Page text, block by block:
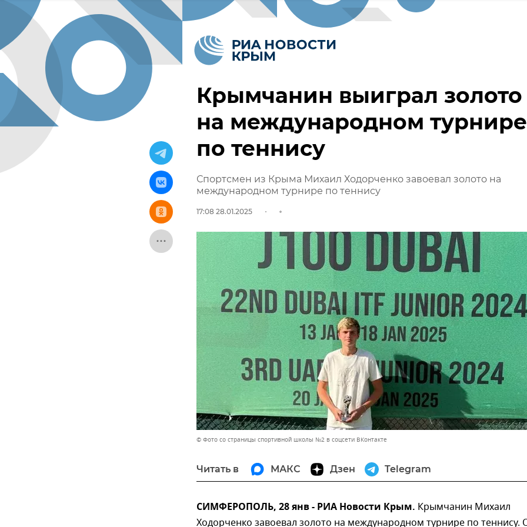
Крымчанин выиграл золото
на международном турнире
по теннису
Спортсмен из Крыма Михаил Ходорченко завоевал золото на
международном турнире по теннису
17:08 28.01.2025
© Фото со страницы спортивной школы №2 в соцсети ВКонтакте
Читать в МАКС Дзен Telegram
СИМФЕРОПОЛЬ, 28 янв - РИА Новости Крым. Крымчанин Михаил
Ходорченко завоевал золото на международном турнире по теннису.